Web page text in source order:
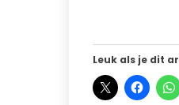
Leuk als je dit